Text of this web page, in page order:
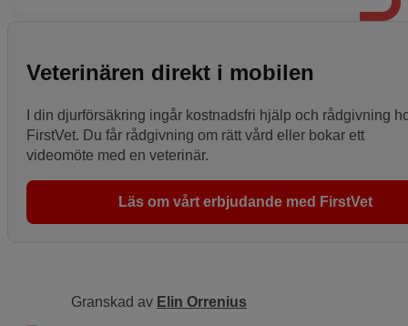
Veterinären direkt i mobilen
I din djurförsäkring ingår kostnadsfri hjälp och rådgivning
FirstVet. Du får rådgivning om rätt vård eller bokar ett
videomöte med en veterinär.
Läs om vårt erbjudande med FirstVet
Granskad av Elin Orrenius